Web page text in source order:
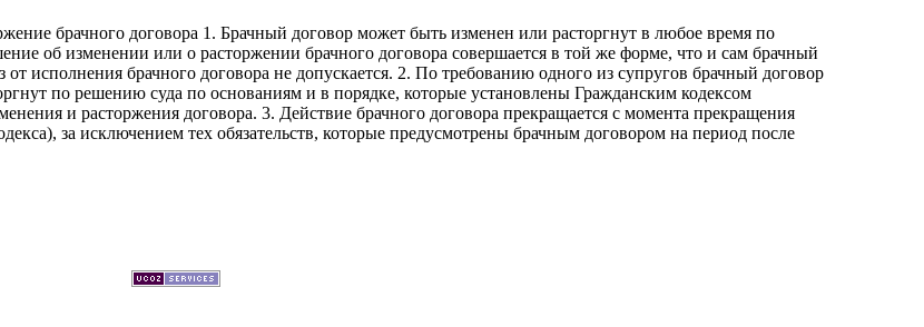
брачного договора 1. Брачный договор может быть изменен или расторгнут в любое время по
об изменении или о расторжении брачного договора совершается в той же форме, что и сам брачный
от исполнения брачного договора не допускается. 2. По требованию одного из супругов брачный договор
по решению суда по основаниям и в порядке, которые установлены Гражданским кодексом
и расторжения договора. 3. Действие брачного договора прекращается с момента прекращения
за исключением тех обязательств, которые предусмотрены брачным договором на период после